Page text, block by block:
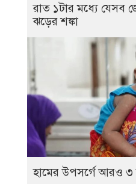
রাত ১টার মধ্যে যেসব
ঝড়ের শঙ্কা
হামের উপসর্গে আরও ৩